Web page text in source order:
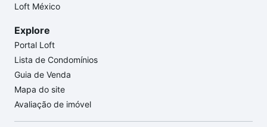
Loft México
Explore
Portal Loft
Lista de Condomínios
Guia de Venda
Mapa do site
Avaliação de imóvel